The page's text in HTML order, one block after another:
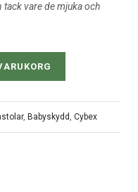
vare de mjuka och
, Babyskydd , Cybex